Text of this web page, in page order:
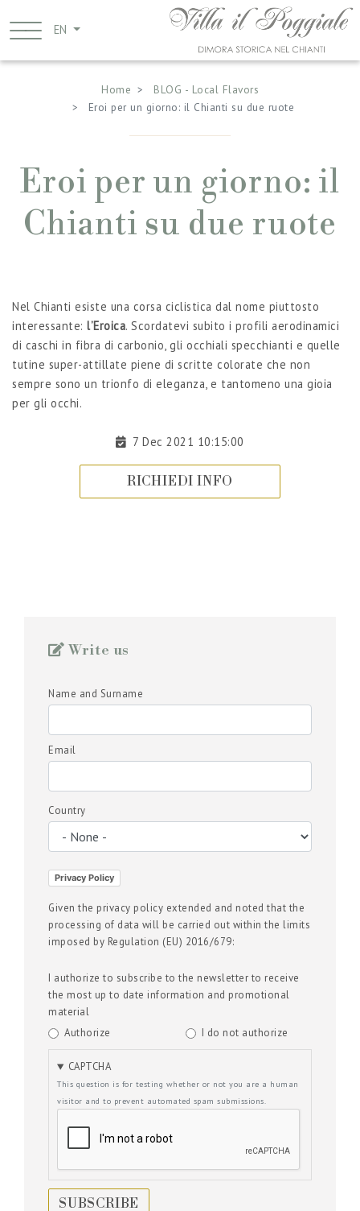
to
content
EN
Breadcrumb
Home
BLOG - Local Flavors
Eroi per un giorno: il Chianti su due ruote
Eroi per un giorno: il
Chianti su due ruote
Nel Chianti esiste una corsa ciclistica dal nome piuttosto
interessante: l’Eroica. Scordatevi subito i profili aerodinamici
di caschi in fibra di carbonio, gli occhiali specchianti e quelle
tutine super-attillate piene di scritte colorate che non
sempre sono un trionfo di eleganza, e tantomeno una gioia
per gli occhi.
7 Dec 2021 10:15:00
RICHIEDI INFO
Write us
Name and Surname
Email
Country
Country
Privacy Policy
Given the privacy policy extended and noted that the
processing of data will be carried out within the limits
imposed by Regulation (EU) 2016/679:
I authorize to subscribe to the newsletter to receive
the most up to date information and promotional
material
Authorize
I do not authorize
CAPTCHA
This question is for testing whether or not you are a human
visitor and to prevent automated spam submissions.
SUBSCRIBE